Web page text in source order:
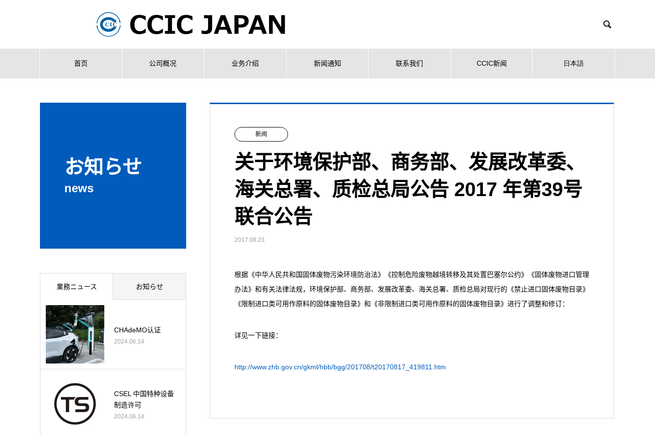

首页 公司概况 业务介绍 新闻通知 联系我们 CCIC新闻 日本語
お知らせ
news
新闻
关于环境保护部、商务部、发展改革委、
海关总署、质检总局公告 2017 年第39号
联合公告
2017.08.23
根据《中华人民共和国固体废物污染环境防治法》《控制危险废物越境转移及其处置巴塞尔公约》《固体废物进口管理
办法》和有关法律法规，环境保护部、商务部、发展改革委、海关总署、质检总局对现行的《禁止进口固体废物目录》
《限制进口类可用作原料的固体废物目录》和《非限制进口类可用作原料的固体废物目录》进行了调整和修订：
详见一下链接：
http://www.zhb.gov.cn/gkml/hbb/bgg/201708/t20170817_419811.htm
業務ニュース お知らせ
CHAdeMO认证
2024.06.14
CSEL 中国特种设备
制造许可
2024.06.14